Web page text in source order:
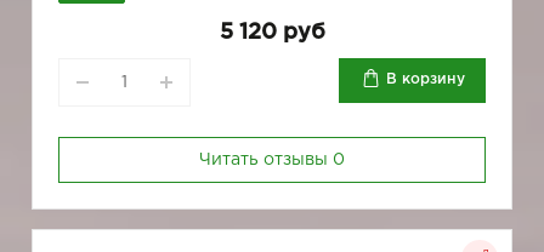
5 120 руб
В корзину
Читать отзывы 0